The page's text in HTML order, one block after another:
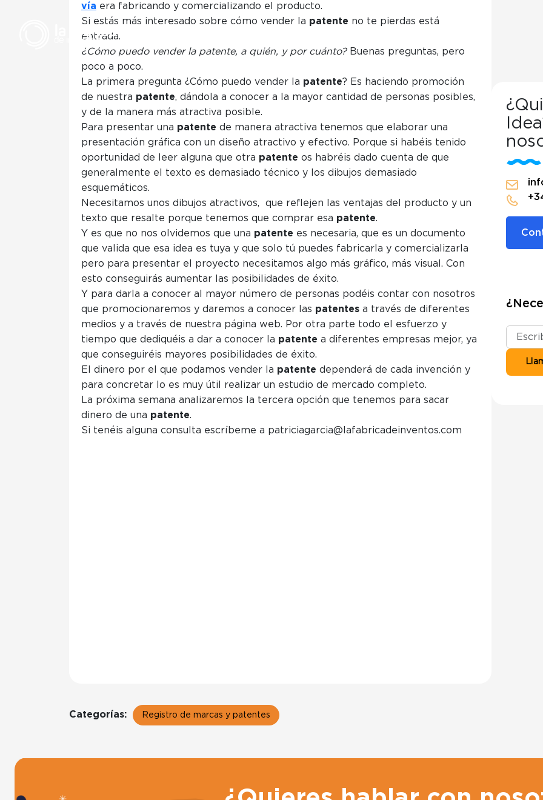
Cómo vender tu patente
Cómo vender tu
vía era fabricando y comercializando el producto.
Si estás más interesado sobre cómo vender la patente no te pierdas está
entrada.
¿Cómo puedo vender la patente, a quién, y por cuánto? Buenas preguntas, pero
poco a poco.
La primera pregunta ¿Cómo puedo vender la patente? Es haciendo promoción
de nuestra patente, dándola a conocer a la mayor cantidad de personas posibles,
y de la manera más atractiva posible.
Para presentar una patente de manera atractiva tenemos que elaborar una
presentación gráfica con un diseño atractivo y efectivo. Porque si habéis tenido
oportunidad de leer alguna que otra patente os habréis dado cuenta de que
generalmente el texto es demasiado técnico y los dibujos demasiado
esquemáticos.
Necesitamos unos dibujos atractivos, que reflejen las ventajas del producto y un
texto que resalte porque tenemos que comprar esa patente.
Y es que no nos olvidemos que una patente es necesaria, que es un documento
que valida que esa idea es tuya y que solo tú puedes fabricarla y comercializarla
pero para presentar el proyecto necesitamos algo más gráfico, más visual. Con
esto conseguirás aumentar las posibilidades de éxito.
Y para darla a conocer al mayor número de personas podéis contar con nosotros
que promocionaremos y daremos a conocer las patentes a través de diferentes
medios y a través de nuestra página web. Por otra parte todo el esfuerzo y
tiempo que dediquéis a dar a conocer la patente a diferentes empresas mejor, ya
que conseguiréis mayores posibilidades de éxito.
El dinero por el que podamos vender la patente dependerá de cada invención y
para concretar lo es muy útil realizar un estudio de mercado completo.
La próxima semana analizaremos la tercera opción que tenemos para sacar
dinero de una patente.
Si tenéis alguna consulta escríbeme a patriciagarcia@lafabricadeinventos.com
Categorías: Registro de marcas y patentes